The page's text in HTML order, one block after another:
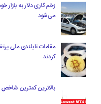
زخم کاری دلار به بازار
می‌شود
کردند
بالاترین کمترین شاخص MT4 – forexmt4indicators.com